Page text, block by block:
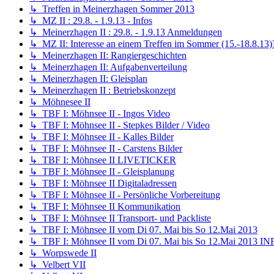
↳ Treffen in Meinerzhagen Sommer 2013
↳ MZ II : 29.8. - 1.9.13 - Infos
↳ Meinerzhagen II : 29.8. - 1.9.13 Anmeldungen
↳ MZ II: Interesse an einem Treffen im Sommer (15.-
↳ Meinerzhagen II: Rangiergeschichten
↳ Meinerzhagen II: Aufgabenverteilung
↳ Meinerzhagen II: Gleisplan
↳ Meinerzhagen II : Betriebskonzept
↳ Möhnesee II
↳ TBF I: Möhnsee II - Ingos Video
↳ TBF I: Möhnsee II - Stepkes Bilder / Video
↳ TBF I: Möhnsee II - Kalles Bilder
↳ TBF I: Möhnsee II - Carstens Bilder
↳ TBF I: Möhnsee II LIVETICKER
↳ TBF I: Möhnsee II - Gleisplanung
↳ TBF I: Möhnsee II Digitaladressen
↳ TBF I: Möhnsee II - Persönliche Vorbereitung
↳ TBF I: Möhnsee II Kommunikation
↳ TBF I: Möhnsee II Transport- und Packliste
↳ TBF I: Möhnsee II vom Di 07. Mai bis So 12.Mai 2013
↳ TBF I: Möhnsee II vom Di 07. Mai bis So 12.Mai 2013
↳ Worpswede II
↳ Velbert VII